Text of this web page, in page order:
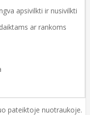
apsivilkti ir nusivilkti
ar rankoms
pateiktoje nuotraukoje.